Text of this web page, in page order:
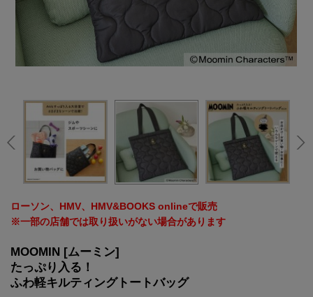
ローソン、HMV、HMV&BOOKS onlineで販売
※一部の店舗では取り扱いがない場合があります
MOOMIN [ムーミン]
たっぷり入る！
ふわ軽キルティングトートバッグ